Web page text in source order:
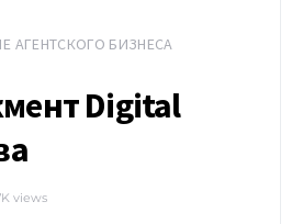
АГЕНТСКОГО БИЗНЕСА
Digital
views